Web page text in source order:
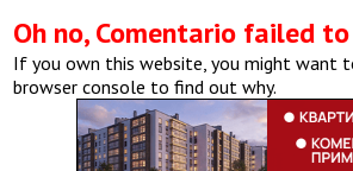
Oh no, Comentario failed
If you own this website, you might want
browser console to find out why.